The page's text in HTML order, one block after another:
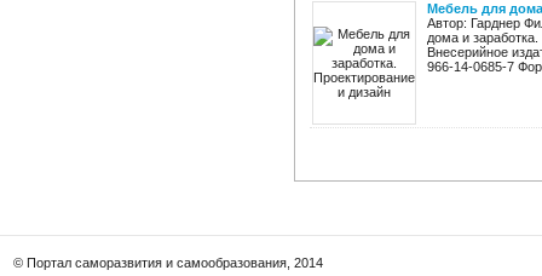
Мебель для
Автор: Гарднер
дома и
Внесерийное
966-14-0685-7
© Портал саморазвития и самообразования, 2014